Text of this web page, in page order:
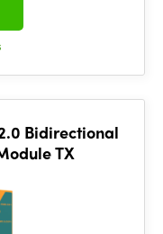
Bidirectional
TX